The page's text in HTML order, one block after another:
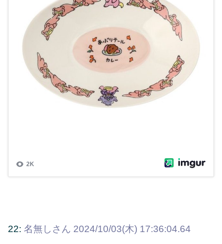
22: 名無しさん 2024/10/03(木) 17:36:04.64